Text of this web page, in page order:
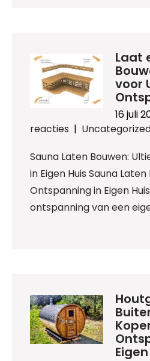
Laat
voor
16 juli
reacties |
Sauna Laten Bouwen:
in Eigen Huis Sauna
Ontspanning in Eigen
ontspanning van een